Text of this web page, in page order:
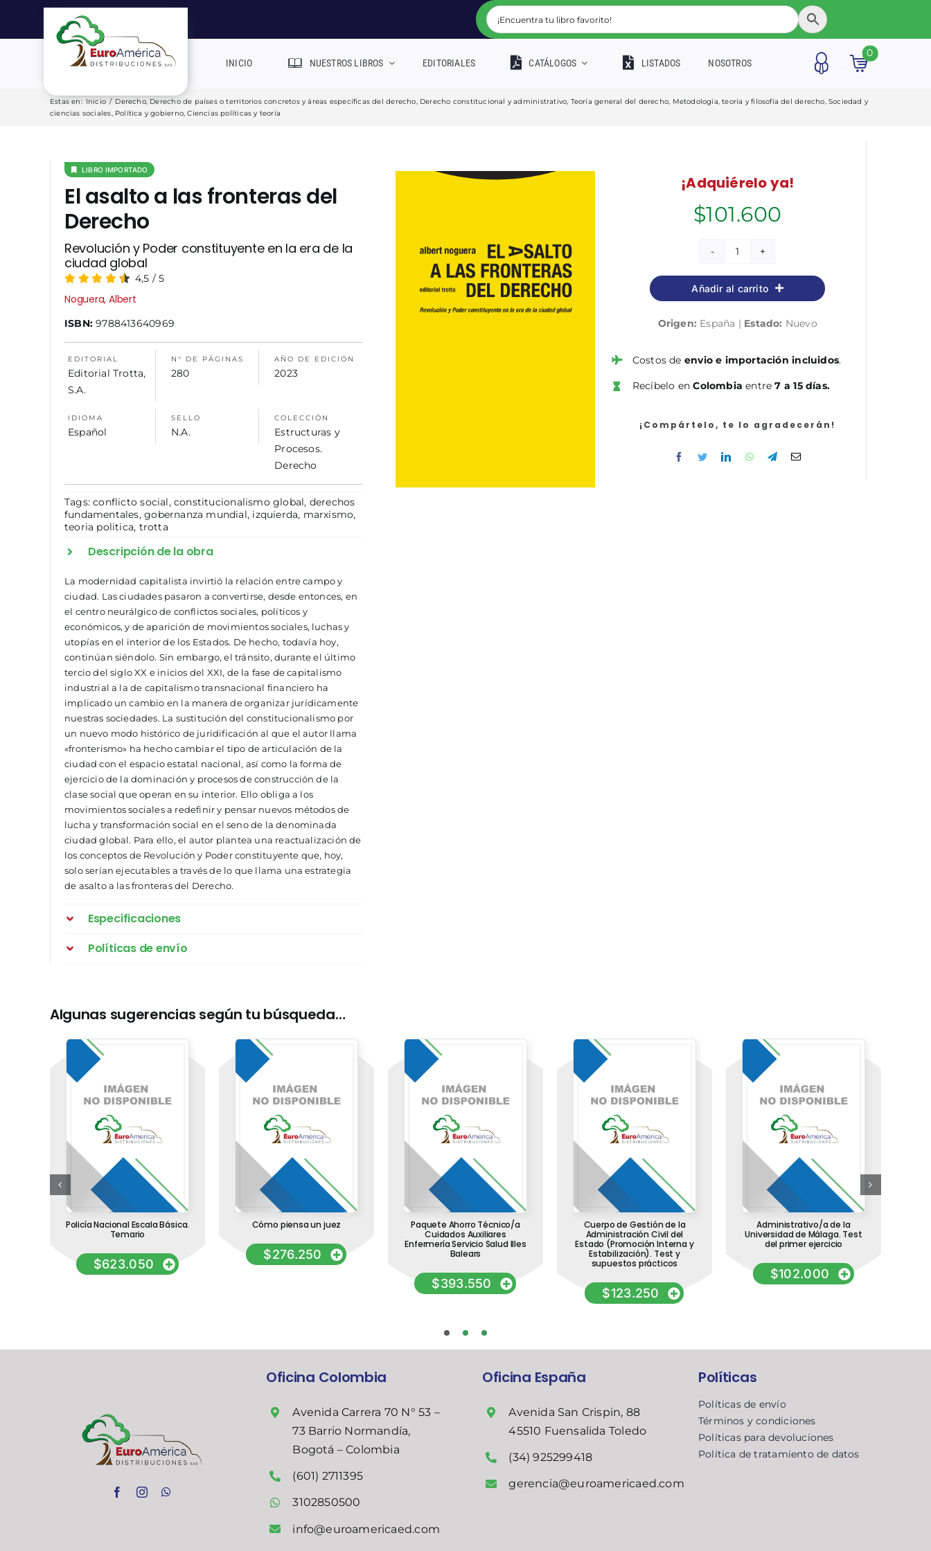
contenido
INICIO NUESTROS LIBROS EDITORIALES CATÁLOGOS LISTADOS NOSOTROS
0
Estas en: Inicio / Derecho, Derecho de países o territorios concretos y áreas específicas del derecho, Derecho constitucional y administrativo, Teoría general del derecho, Metodología, teoría y filosofía del derecho, Sociedad y
ciencias sociales, Política y gobierno,Ciencias políticas y teoría
LIBRO IMPORTADO
El asalto a las fronteras del
Derecho
Revolución y Poder constituyente en la era de la
ciudad global
4,5 /5
Noguera, Albert
ISBN:9788413640969
EDITORIAL
Editorial Trotta,
S.A.
N° DE PÁGINAS
280
AÑO DE EDICIÓN
2023
IDIOMA
Español
SELLO
N.A.
COLECCIÓN
Estructuras y
Procesos.
Derecho
Tags:conflicto social,constitucionalismo global, derechos
fundamentales,gobernanza mundial, izquierda, marxismo,
teoria politica, trotta
Descripción de la obra
La modernidad capitalista invirtió la relación entre campo y
ciudad. Las ciudades pasaron a convertirse, desde entonces, en
el centro neurálgico de conflictos sociales, políticos y
económicos, y de aparición de movimientos sociales, luchas y
utopías en el interior de los Estados. De hecho, todavía hoy,
continúan siéndolo. Sin embargo, el tránsito, durante el último
tercio del siglo XX e inicios del XXI, de la fase de capitalismo
industrial a la de capitalismo transnacional financiero ha
implicado un cambio en la manera de organizar jurídicamente
nuestras sociedades. La sustitución del constitucionalismo por
un nuevo modo histórico de juridificación al que el autor llama
«fronterismo» ha hecho cambiar el tipo de articulación de la
ciudad con el espacio estatal nacional, así como la forma de
ejercicio de la dominación y procesos de construcción de la
clase social que operan en su interior. Ello obliga a los
movimientos sociales a redefinir y pensar nuevos métodos de
lucha y transformación social en el seno de la denominada
ciudad global. Para ello, el autor plantea una reactualización de
los conceptos de Revolución y Poder constituyente que, hoy,
solo serían ejecutables a través de lo que llama una estrategia
de asalto a las fronteras del Derecho.
Especificaciones
Políticas de envío
¡Adquiérelo ya!
$101.600
El
asalto
a
fronteras
Derecho
Añadir al carrito
Origen: España | Estado: Nuevo
Costos de envio e importación incluidos.
Recíbelo enColombia entre7 a 15 días.
¡Compártelo, te lo agradecerán!
Algunas sugerencias según tu búsqueda…
Policía Nacional Escala Básica.
Temario
$623.050
Cómo piensa un juez
$276.250
Paquete Ahorro Técnico/a
Cuidados Auxiliares
Enfermería Servicio Salud Illes
Balears
$393.550
Cuerpo de Gestión de la
Administración Civil del
Estado (Promoción Interna y
Estabilización). Test y
supuestos prácticos
$123.250
Administrativo/a de la
Universidad de Málaga. Test
del primer ejercicio
$102.000
Oficina Colombia
Avenida Carrera 70 N° 53 –
73 Barrio Normandía,
Bogotá – Colombia
(601) 2711395
3102850500
info@euroamericaed.com
Oficina España
Avenida San Crispin, 88
45510 Fuensalida Toledo
(34) 925299418
gerencia@euroamericaed.com
Políticas
Políticas de envío
Términos y condiciones
Políticas para devoluciones
Política de tratamiento de datos